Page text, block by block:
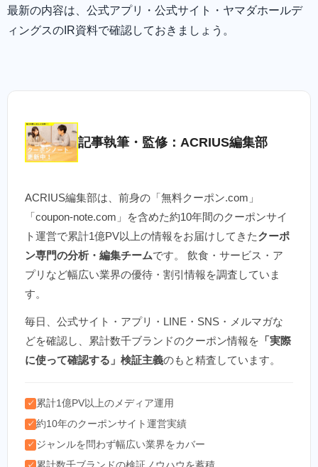
最新の内容は、公式アプリ・公式サイト・ヤマダホールデ
ィングスのIR資料で確認しておきましょう。
記事執筆・監修：ACRIUS編集部
ACRIUS編集部は、前身の「無料クーポン.com」
「coupon-note.com」を含めた約10年間のクーポンサイ
ト運営で累計1億PV以上の情報をお届けしてきたクーポ
ン専門の分析・編集チームです。 飲食・サービス・ア
プリなど幅広い業界の優待・割引情報を調査していま
す。
毎日、公式サイト・アプリ・LINE・SNS・メルマガな
どを確認し、累計数千ブランドのクーポン情報を 「実際
に使って確認する」検証主義のもと精査しています。
✓ 累計1億PV以上のメディア運用
✓ 約10年のクーポンサイト運営実績
✓ ジャンルを問わず幅広い業界をカバー